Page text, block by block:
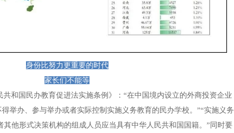
身份比努力更重要的时代
家长们不能等
共和国民办教育促进法实施条例》：“在中国境内设立的外商投资企业
举办、参与举办或者实际控制实施义务教育的民办学校。”“实施义务
他形式决策机构的组成人员应当具有中华人民共和国国籍。”同时要